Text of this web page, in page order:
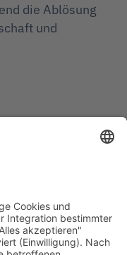
die Ablösung
und
Telegram